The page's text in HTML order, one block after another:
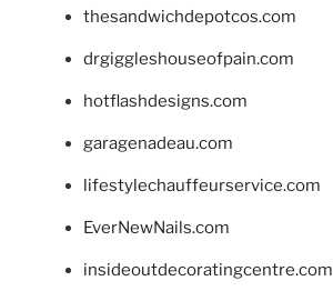
thesandwichdepotcos.com
drgiggleshouseofpain.com
hotflashdesigns.com
garagenadeau.com
lifestylechauffeurservice.com
EverNewNails.com
insideoutdecoratingcentre.com